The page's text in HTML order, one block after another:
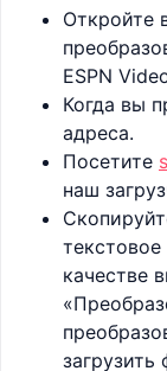
Откройте
ESPN
Когда вы
адреса.
Посетите
наш
качестве